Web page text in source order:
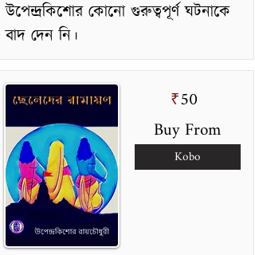
উপেন্দ্রকিশোর কোনো গুরুত্বপূর্ণ ঘটনাকে
বাদ দেন নি।
₹50
Buy From
Kobo